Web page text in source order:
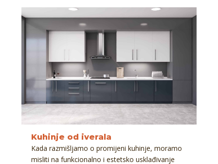
Kuhinje od iverala
Kada razmišljamo o promijeni kuhinje, moramo
misliti na funkcionalno i estetsko usklađivanje